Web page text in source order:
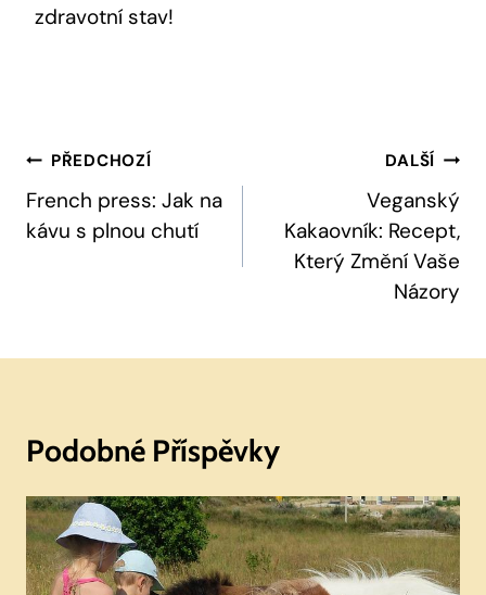
zdravotní stav!
Navigace
Pro
Příspěvek
PŘEDCHOZÍ
French press: Jak na
kávu s plnou chutí
DALŠÍ
Veganský
Kakaovník: Recept,
Který Změní Vaše
Názory
Podobné Příspěvky